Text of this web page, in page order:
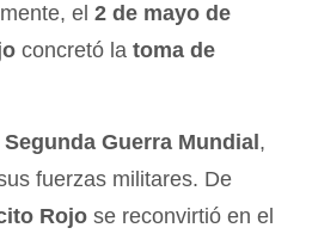
el 2 de mayo de
concretó la toma de
Segunda Guerra Mundial ,
fuerzas militares. De
Rojo se reconvirtió en el